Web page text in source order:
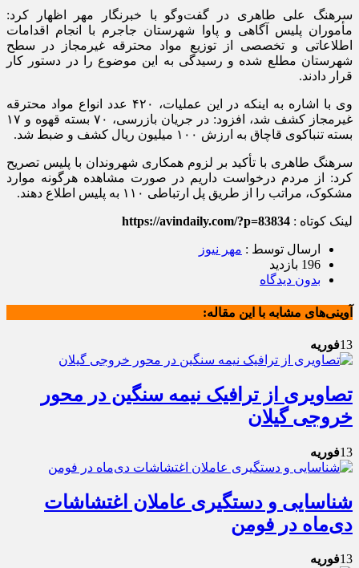
سرهنگ علی طاهری در گفت‌وگو با خبرنگار مهر اظهار کرد:
مأموران پلیس آگاهی و پاوا
شهرستان جاجرم با انجام اقدامات
اطلاعاتی و تخصصی از توزیع مواد محترقه غیرمجاز در سطح
شهرستان مطلع شده و رسیدگی به این موضوع را در دستور کار
قرار دادند.
وی با اشاره به اینکه در این عملیات، ۴۲۰ عدد انواع مواد محترقه
غیرمجاز کشف شد، افزود: در جریان بازرسی، ۷۰ بسته قهوه و ۱۷
بسته تنباکوی قاچاق به ارزش ۱۰۰ میلیون ریال کشف و ضبط شد.
سرهنگ طاهری با تأکید بر لزوم همکاری شهروندان با پلیس تصریح
کرد: از مردم درخواست داریم در صورت مشاهده هرگونه موارد
مشکوک، مراتب را از طریق پل ارتباطی ۱۱۰ به پلیس اطلاع دهند.
لینک کوتاه : https://avindaily.com/?p=83834
ارسال توسط : مهر نیوز
196 بازدید
بدون دیدگاه
آوینی‌های مشابه با این مقاله:
13فوریه
تصاویری از ترافیک نیمه سنگین در محور
خروجی گیلان
13فوریه
شناسایی و دستگیری عاملان اغتشاشات
دی‌ماه در فومن
13فوریه